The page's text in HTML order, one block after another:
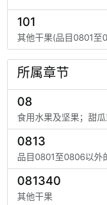
101
其他干果(品目0801至
所属章节
08
食用水果及坚果；甜
0813
品目0801至0806以外
081340
其他干果